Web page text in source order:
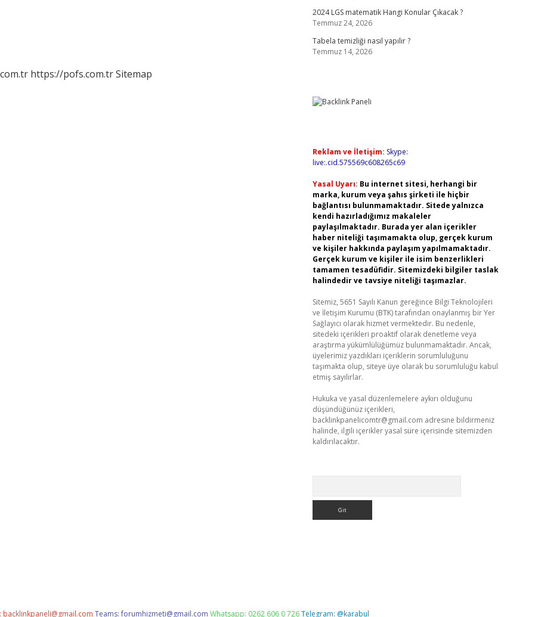
https://pofs.com.trSitemap
2024 LGS matematik Hangi Konular Çıkacak ?
Temmuz 24, 2026
Tabela temizliği nasıl yapılır ?
Temmuz 14, 2026
Reklam ve İletişim: Skype:
live:.cid.575569c608265c69
Yasal Uyarı: Bu internet sitesi, herhangi bir
marka, kurum veya şahıs şirketi ile hiçbir
bağlantısı bulunmamaktadır. Sitede yalnızca
kendi hazırladığımız makaleler
paylaşılmaktadır. Burada yer alan içerikler
haber niteliği taşımamakta olup, gerçek kurum
ve kişiler hakkında paylaşım yapılmamaktadır.
Gerçek kurum ve kişiler ile isim benzerlikleri
tamamen tesadüfidir. Sitemizdeki bilgiler taslak
halindedir ve tavsiye niteliği taşımazlar.
Sitemiz, 5651 Sayılı Kanun gereğince Bilgi Teknolojileri
ve İletişim Kurumu (BTK) tarafından onaylanmış bir Yer
Sağlayıcı olarak hizmet vermektedir. Bu nedenle,
sitedeki içerikleri proaktif olarak denetleme veya
araştırma yükümlülüğümüz bulunmamaktadır. Ancak,
üyelerimiz yazdıkları içeriklerin sorumluluğunu
taşımakta olup, siteye üye olarak bu sorumluluğu kabul
etmiş sayılırlar.
Hukuka ve yasal düzenlemelere aykırı olduğunu
düşündüğünüz içerikleri,
backlinkpanelicomtr@gmail.com adresine bildirmeniz
halinde, ilgili içerikler yasal süre içerisinde sitemizden
kaldırılacaktır.
backlinkpaneli@gmail.com Teams:forumhizmeti@gmail.com Whatsapp: 0262 606 0 726Telegram: @karabul